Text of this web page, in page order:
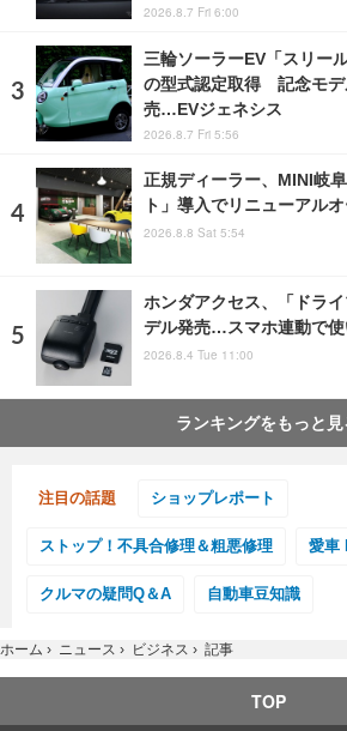
2026.8.7 Fri 6:00
三輪ソーラーEV「スリー
の型式認定取得 記念モデ
売…EVジェネシス
2026.8.7 Fri 5:56
正規ディーラー、MINI岐
ト」導入でリニューアル
2026.8.8 Sat 5:54
ホンダアクセス、「ドラ
デル発売…スマホ連動で使
2026.8.4 Tue 11:00
ランキングをもっと見
注目の話題 ショップレポート
ストップ！不具合修理＆粗悪修理 愛車
クルマの疑問Q＆A 自動車豆知識
ホーム › ニュース › ビジネス › 記事
TOP